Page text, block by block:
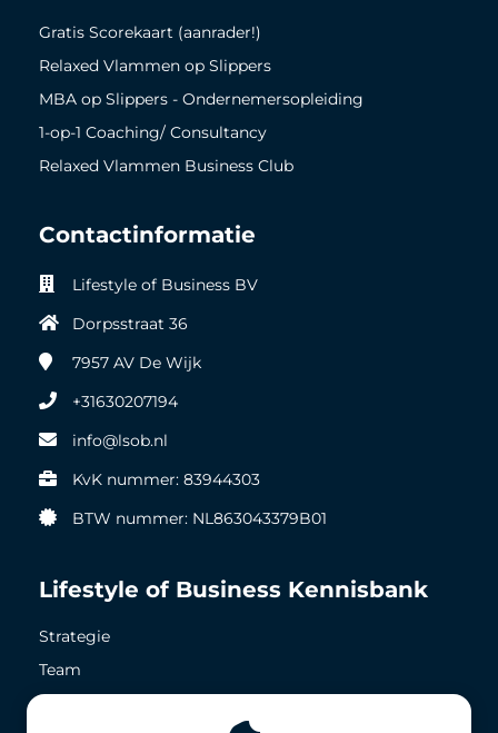
Gratis Scorekaart (aanrader!)
Relaxed Vlammen op Slippers
MBA op Slippers - Ondernemersopleiding
1-op-1 Coaching/ Consultancy
Relaxed Vlammen Business Club
Contactinformatie
Lifestyle of Business BV
Dorpsstraat 36
7957 AV De Wijk
+31630207194
info@lsob.nl
KvK nummer: 83944303
BTW nummer: NL863043379B01
Lifestyle of Business Kennisbank
Strategie
Team